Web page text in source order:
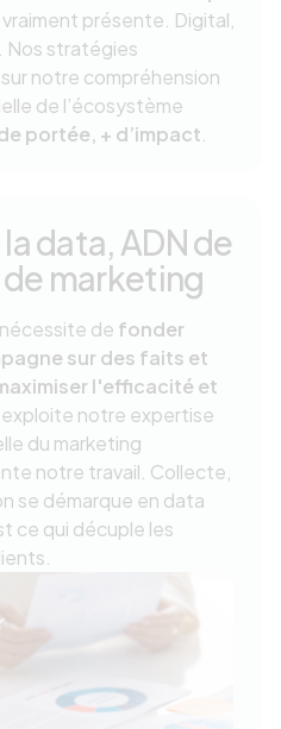
présente. Digital,
Nos stratégies
notre compréhension
de l’écosystème
portée, + d’impact
data, ADN de
marketing
de fonder
sur des faits et
l'efficacité et
exploite notre expertise
du marketing
notre travail. Collecte,
se démarque en data
ce qui décuple les